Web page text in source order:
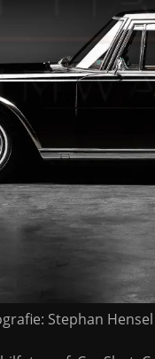
Stephan Hensel